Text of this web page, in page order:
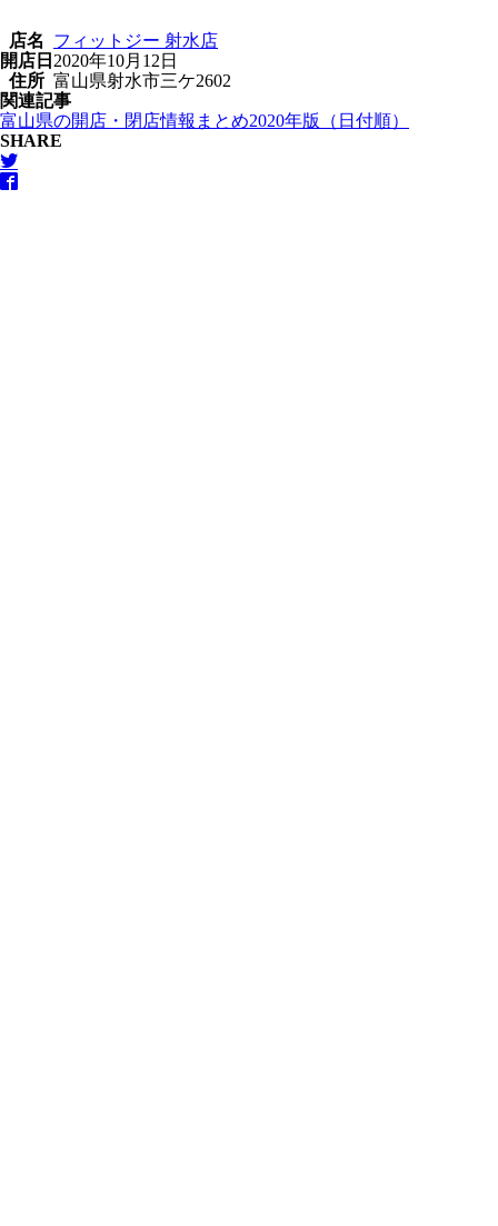
店名
フィットジー 射水店
開店日 2020年10月12日
住所 富山県射水市三ケ2602
関連記事
富山県の開店・閉店情報まとめ2020年版（日付順）
SHARE